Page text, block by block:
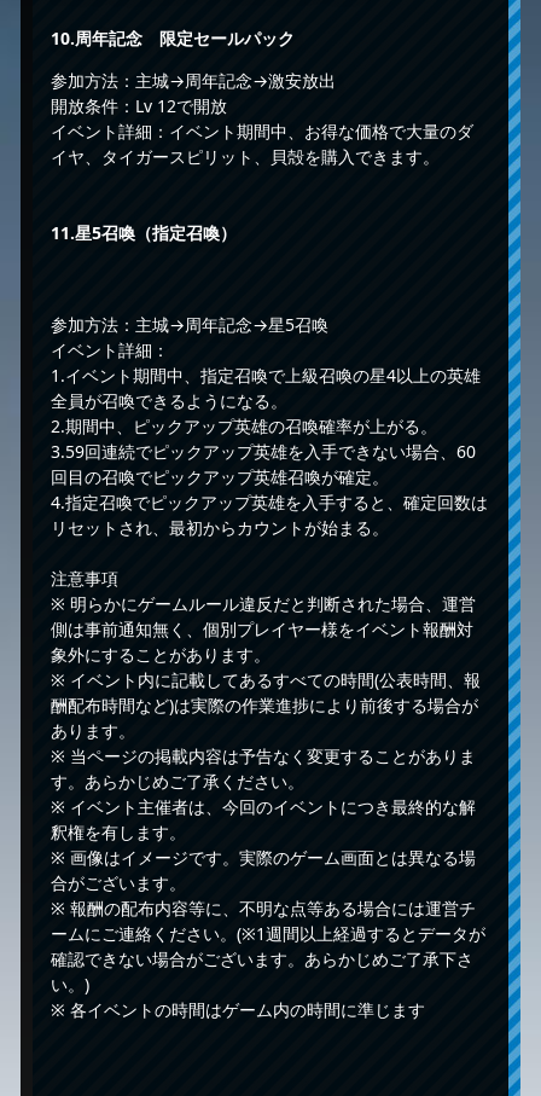
10.周年記念 限定セールパック
参加方法：主城→周年記念→激安放出
開放条件：Lv 12で開放
イベント詳細：イベント期間中、お得な価格で大量のダ
イヤ、タイガースピリット、貝殻を購入できます。
11.星5召喚（指定召喚）
参加方法：主城→周年記念→星5召喚
イベント詳細：
1.イベント期間中、指定召喚で上級召喚の星4以上の英雄
全員が召喚できるようになる。
2.期間中、ピックアップ英雄の召喚確率が上がる。
3.59回連続でピックアップ英雄を入手できない場合、60
回目の召喚でピックアップ英雄召喚が確定。
4.指定召喚でピックアップ英雄を入手すると、確定回数は
リセットされ、最初からカウントが始まる。
注意事項
※ 明らかにゲームルール違反だと判断された場合、運営
側は事前通知無く、個別プレイヤー様をイベント報酬対
象外にすることがあります。
※ イベント内に記載してあるすべての時間(公表時間、報
酬配布時間など)は実際の作業進捗により前後する場合が
あります。
※ 当ページの掲載内容は予告なく変更することがありま
す。あらかじめご了承ください。
※ イベント主催者は、今回のイベントにつき最終的な解
釈権を有します。
※ 画像はイメージです。実際のゲーム画面とは異なる場
合がございます。
※ 報酬の配布内容等に、不明な点等ある場合には運営チ
ームにご連絡ください。(※1週間以上経過するとデータが
確認できない場合がございます。あらかじめご了承下さ
い。)
※ 各イベントの時間はゲーム内の時間に準じます